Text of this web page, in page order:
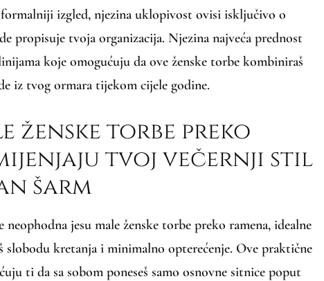
izgled, njezina uklopivost ovisi isključivo o
propisuje tvoja organizacija. Njezina najveća prednost
koje omogućuju da ove ženske torbe kombiniraš
iz tvog ormara tijekom cijele godine.
ženske torbe preko
tvoj večernji stil
šarm
jesu male ženske torbe preko ramena, idealne
slobodu kretanja i minimalno opterećenje. Ove praktične
ti da sa sobom poneseš samo osnovne sitnice poput